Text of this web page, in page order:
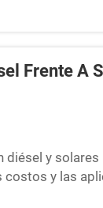
Frente A
y
costos y las